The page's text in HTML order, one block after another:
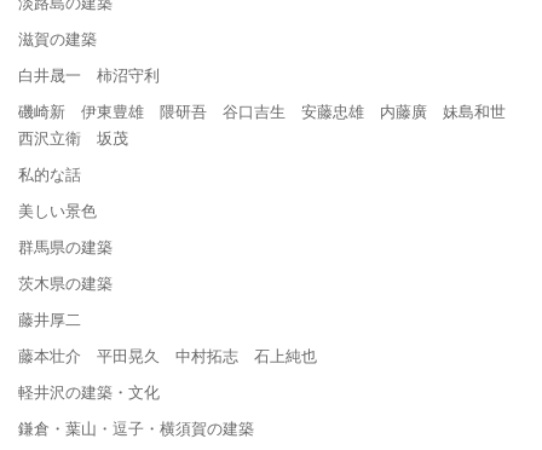
滋賀の建築
白井晟一 柿沼守利
磯崎新 伊東豊雄 隈研吾 谷口吉生 安藤忠雄 内藤廣 妹島和世
西沢立衛 坂茂
私的な話
美しい景色
群馬県の建築
茨木県の建築
藤井厚二
藤本壮介 平田晃久 中村拓志 石上純也
軽井沢の建築・文化
鎌倉・葉山・逗子・横須賀の建築